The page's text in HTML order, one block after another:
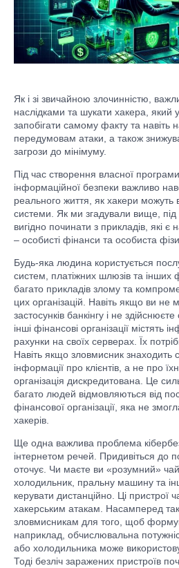
Як і зі звичайною злочинністю,
наслідками та шукати хакера, який
запобігати самому факту та навіть
передумовам атаки, а також
загрози до мінімуму.
Під час створення власної
інформаційної безпеки важливо
реального життя, як хакери можуть
системи. Як ми згадували вище,
вигідно починати з прикладів, які
– особисті фінанси та особиста
Будь-яка людина користується
систем, платіжних шлюзів та інших
багато прикладів злому та
цих організацій. Навіть якщо ви не
застосунків банкінгу і не
інші фінансові організації містять
рахунки на своїх серверах. Їх
Навіть якщо зловмисник знаходить
інформації про клієнтів, а не про
організація дискредитована. Це
багато людей відмовляються від
фінансової організації, яка не
хакерів.
Ще одна важлива проблема
інтернетом речей. Придивіться до
оточує. Чи маєте ви «розумний»
холодильник, пральну машину та
керувати дистанційно. Ці пристрої
хакерським атакам. Насамперед
зловмисникам для того, щоб
наприклад, обчислювальна
або холодильника може
Тоді безліч заражених пристроїв